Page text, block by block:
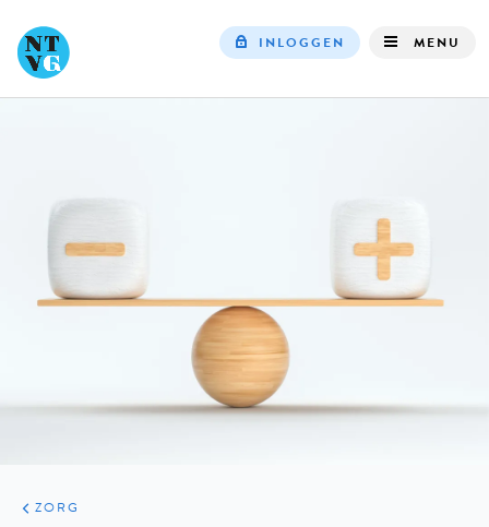
INLOGGEN MENU
ARTIKELEN
PERSPECTIEF
ZORG